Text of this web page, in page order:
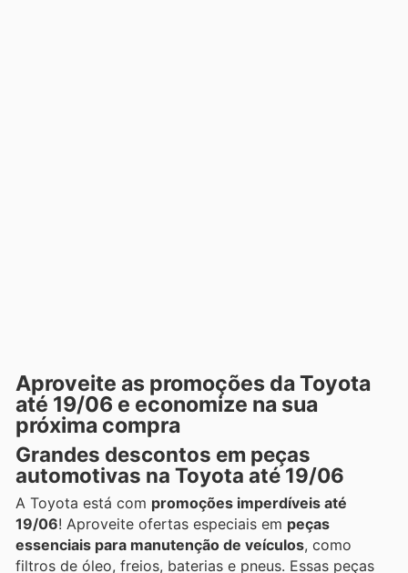
Aproveite as promoções da Toyota
até 19/06 e economize na sua
próxima compra
Grandes descontos em peças
automotivas na Toyota até 19/06
A Toyota está com promoções imperdíveis até
19/06! Aproveite ofertas especiais em peças
essenciais para manutenção de veículos, como
filtros de óleo, freios, baterias e pneus. Essas peças